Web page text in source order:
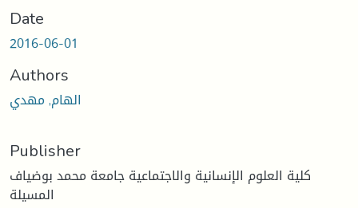
Date
2016-06-01
Authors
الهام, مهدي
Publisher
كلية العلوم الإنسانية والاجتماعية جامعة محمد بوضياف
المسيلة